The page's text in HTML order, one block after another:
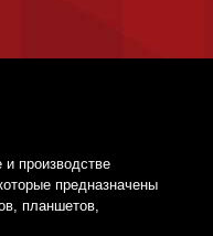
производстве
предназначены
планшетов,